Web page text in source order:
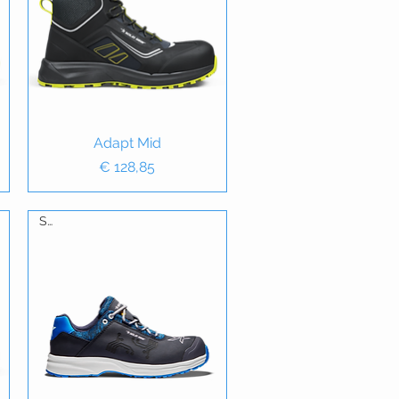
Snel overzicht
Adapt Mid
Prijs
€ 128,85
S3